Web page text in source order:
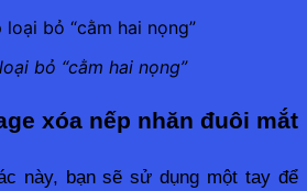
bỏ “cằm hai nọng”
xóa nếp nhăn đuôi mắt
này, bạn sẽ sử dụng một tay để